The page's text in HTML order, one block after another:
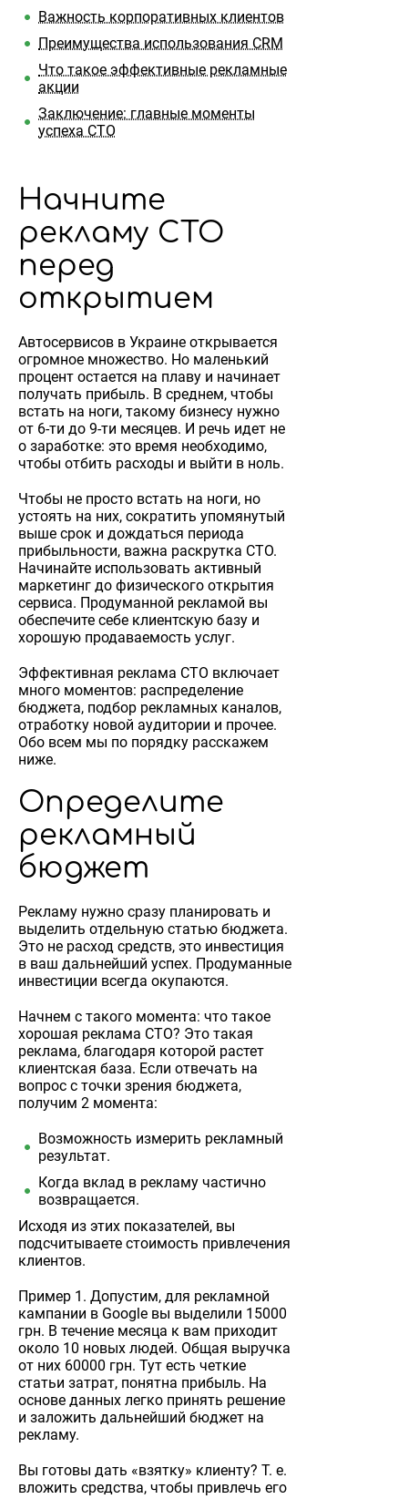
Важность корпоративных клиентов
Преимущества использования CRM
Что такое эффективные рекламные
акции
Заключение: главные моменты
успеха СТО
Начните
рекламу СТО
перед
открытием
Автосервисов в Украине открывается
огромное множество. Но маленький
процент остается на плаву и начинает
получать прибыль. В среднем, чтобы
встать на ноги, такому бизнесу нужно
от 6-ти до 9-ти месяцев. И речь идет не
о заработке: это время необходимо,
чтобы отбить расходы и выйти в ноль.
Чтобы не просто встать на ноги, но
устоять на них, сократить упомянутый
выше срок и дождаться периода
прибыльности, важна раскрутка СТО.
Начинайте использовать активный
маркетинг до физического открытия
сервиса. Продуманной рекламой вы
обеспечите себе клиентскую базу и
хорошую продаваемость услуг.
Эффективная реклама СТО включает
много моментов: распределение
бюджета, подбор рекламных каналов,
отработку новой аудитории и прочее.
Обо всем мы по порядку расскажем
ниже.
Определите
рекламный
бюджет
Рекламу нужно сразу планировать и
выделить отдельную статью бюджета.
Это не расход средств, это инвестиция
в ваш дальнейший успех. Продуманные
инвестиции всегда окупаются.
Начнем с такого момента: что такое
хорошая реклама СТО? Это такая
реклама, благодаря которой растет
клиентская база. Если отвечать на
вопрос с точки зрения бюджета,
получим 2 момента:
Возможность измерить рекламный
результат.
Когда вклад в рекламу частично
возвращается.
Исходя из этих показателей, вы
подсчитываете стоимость привлечения
клиентов.
Пример 1. Допустим, для рекламной
кампании в Google вы выделили 15000
грн. В течение месяца к вам приходит
около 10 новых людей. Общая выручка
от них 60000 грн. Тут есть четкие
статьи затрат, понятна прибыль. На
основе данных легко принять решение
и заложить дальнейший бюджет на
рекламу.
Вы готовы дать «взятку» клиенту? Т. е.
вложить средства, чтобы привлечь его